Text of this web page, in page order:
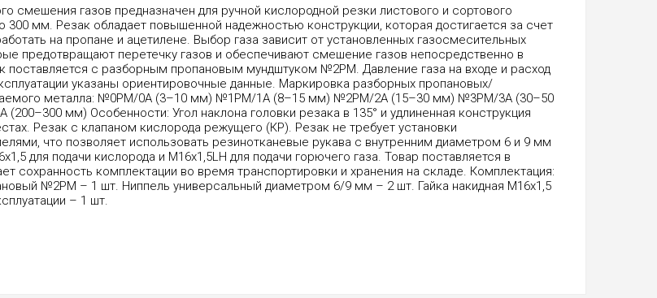
смешения газов предназначен для ручной кислородной резки листового и сортового
300 мм. Резак обладает повышенной надежностью конструкции, которая достигается за счет
на пропане и ацетилене. Выбор газа зависит от установленных газосмесительных
предотвращают перетечку газов и обеспечивают смешение газов непосредственно в
поставляется c разборным пропановым мундштуком №2PM. Давление газа на входе и расход
указаны ориентировочные данные. Маркировка разборных пропановых/
металла: №0PM/0А (3–10 мм) №1PM/1А (8–15 мм) №2PM/2А (15–30 мм) №3PM/3А (30–50
мм) Особенности: Угол наклона головки резака в 135° и удлиненная конструкция
Резак с клапаном кислорода режущего (КР). Резак не требует установки
что позволяет использовать резинотканевые рукава с внутренним диаметром 6 и 9 мм
для подачи кислорода и M16х1,5LH для подачи горючего газа. Товар поставляется в
сохранность комплектации во время транспортировки и хранения на складе. Комплектация:
№2PM – 1 шт. Ниппель универсальный диаметром 6/9 мм – 2 шт. Гайка накидная M16х1,5
– 1 шт.